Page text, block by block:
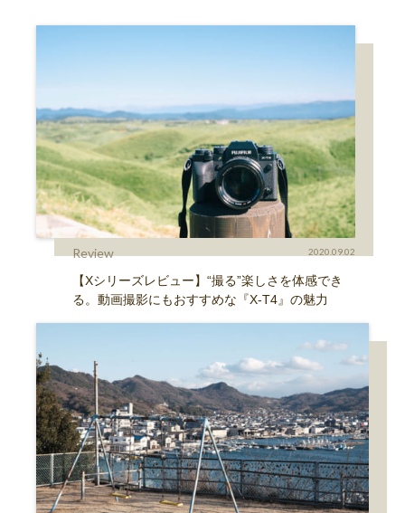
Review 2020.09.02
【Xシリーズレビュー】“撮る”楽しさを体感でき
る。動画撮影にもおすすめな『X-T4』の魅力